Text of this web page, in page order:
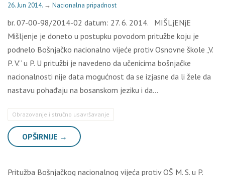
26. Jun 2014. → Nacionalna pripadnost
br. 07-00-98/2014-02 datum: 27. 6. 2014. MIŠLjENjE
Mišljenje je doneto u postupku povodom pritužbe koju je
podnelo Bošnjačko nacionalno vijeće protiv Osnovne škole „V.
P. V.” u P. U pritužbi je navedeno da učenicima bošnjačke
nacionalnosti nije data mogućnost da se izjasne da li žele da
nastavu pohađaju na bosanskom jeziku i da…
Obrazovanje i stručno usavršavanje
OPŠIRNIJE →
Pritužba Bošnjačkog nacionalnog vijeća protiv OŠ M. S. u P.